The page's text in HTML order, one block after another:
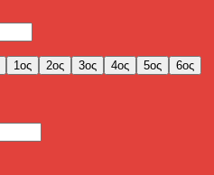
1ος 2ος 3ος 4ος 5ος 6ος